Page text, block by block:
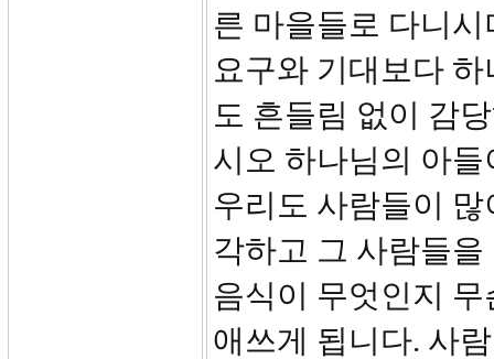
른 마을들로 다니
요구와 기대보다
도 흔들림 없이 감
시오 하나님의 아
우리도 사람들이
각하고 그 사람들
음식이 무엇인지
애쓰게 됩니다. 사